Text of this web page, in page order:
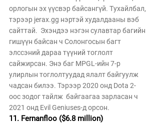
орлогын эх үүсвэр байсангүй. Тухайлбал,
тэрээр jerax.gg нэртэй худалдааны вэб
сайттай.  Эхэндээ нэгэн сулавтар багийн
гишүүн байсан ч Солонгосын багт
элссэний дараа түүний тоглолт
сайжирсан. Энэ баг MPGL-ийн 7-р
улирлын тоглолтуудад ялалт байгуулж
чадсан билээ. Тэрээр 2020 онд Dota 2-
оос зодог тайлж  байгаагаа зарласан ч
2021 онд Evil Geniuses-д орсон.
11. Fernanfloo ($6.8 million)